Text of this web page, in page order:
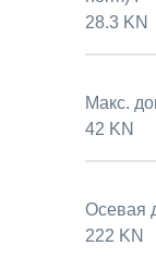
28.3 KN
Макс.
42 KN
Осевая
222 KN